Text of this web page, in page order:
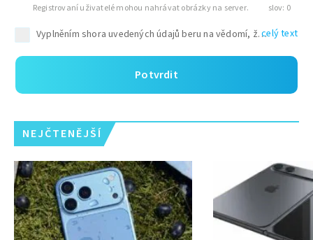
Registrovaní uživatelé mohou nahrávat obrázky na server. 0
celý text
Potvrdit
NEJČTENĚJŠÍ